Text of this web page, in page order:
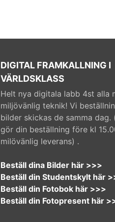
DIGITAL FRAMKALLNING I
VÄRLDSKLASS
Helt nya digitala labb 4st alla
miljövänlig teknik! Vi
bilder skickas de samma dag.
gör din beställning före kl
milövänlig leverans) .
Beställ dina Bilder här >>>
Beställ din Studentskylt här
Beställ din Fotobok här >>>
Beställ din Fotopresent här